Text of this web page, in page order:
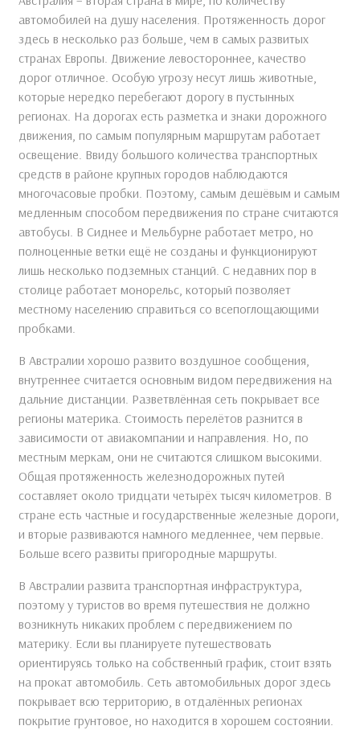
автомобилей на душу населения. Протяженность дорог
здесь в несколько раз больше, чем в самых развитых
странах Европы. Движение левостороннее, качество
дорог отличное. Особую угрозу несут лишь животные,
которые нередко перебегают дорогу в пустынных
регионах. На дорогах есть разметка и знаки дорожного
движения, по самым популярным маршрутам работает
освещение. Ввиду большого количества транспортных
средств в районе крупных городов наблюдаются
многочасовые пробки. Поэтому, самым дешёвым и самым
медленным способом передвижения по стране считаются
автобусы. В Сиднее и Мельбурне работает метро, но
полноценные ветки ещё не созданы и функционируют
лишь несколько подземных станций. С недавних пор в
столице работает монорельс, который позволяет
местному населению справиться со всепоглощающими
пробками.
В Австралии хорошо развито воздушное сообщения,
внутреннее считается основным видом передвижения на
дальние дистанции. Разветвлённая сеть покрывает все
регионы материка. Стоимость перелётов разнится в
зависимости от авиакомпании и направления. Но, по
местным меркам, они не считаются слишком высокими.
Общая протяженность железнодорожных путей
составляет около тридцати четырёх тысяч километров. В
стране есть частные и государственные железные дороги,
и вторые развиваются намного медленнее, чем первые.
Больше всего развиты пригородные маршруты.
В Австралии развита транспортная инфраструктура,
поэтому у туристов во время путешествия не должно
возникнуть никаких проблем с передвижением по
материку. Если вы планируете путешествовать
ориентируясь только на собственный график, стоит взять
на прокат автомобиль. Сеть автомобильных дорог здесь
покрывает всю территорию, в отдалённых регионах
покрытие грунтовое, но находится в хорошем состоянии.